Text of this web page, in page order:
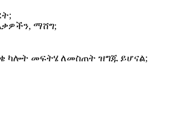
ማሸግ;
ካሎት መፍትሄ ለመስጠት ዝግጁ ይሆናል;